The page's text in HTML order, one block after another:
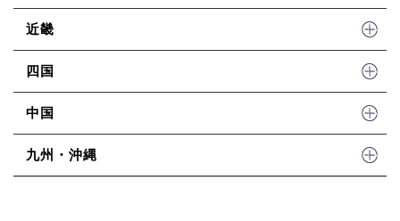
近畿
四国
中国
九州・沖縄